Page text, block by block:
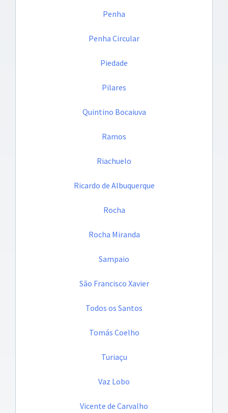
Penha
Penha Circular
Piedade
Pilares
Quintino Bocaiuva
Ramos
Riachuelo
Ricardo de Albuquerque
Rocha
Rocha Miranda
Sampaio
São Francisco Xavier
Todos os Santos
Tomás Coelho
Turiaçu
Vaz Lobo
Vicente de Carvalho